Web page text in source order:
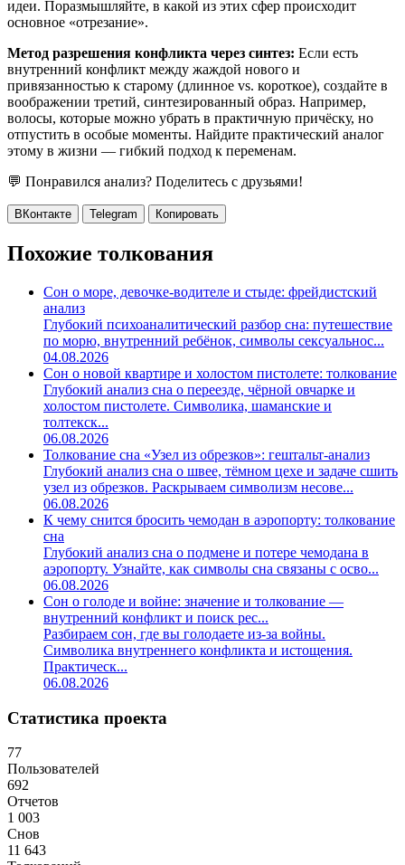
идеи. Поразмышляйте, в какой из этих сфер происходит
основное «отрезание».
Метод разрешения конфликта через синтез: Если есть
внутренний конфликт между жаждой нового и
привязанностью к старому (длинное vs. короткое), создайте в
воображении третий, синтезированный образ. Например,
волосы, которые можно убрать в практичную причёску, но
отпустить в особые моменты. Найдите практический аналог
этому в жизни — гибкий подход к переменам.
💬 Понравился анализ? Поделитесь с друзьями!
ВКонтакте Telegram Копировать
Похожие толкования
Сон о море, девочке-водителе и стыде: фрейдистский
анализ
Глубокий психоаналитический разбор сна: путешествие
по морю, внутренний ребёнок, символы сексуальнос...
04.08.2026
Сон о новой квартире и холостом пистолете: толкование
Глубокий анализ сна о переезде, чёрной овчарке и
холостом пистолете. Символика, шаманские и
толтекск...
06.08.2026
Толкование сна «Узел из обрезков»: гештальт-анализ
Глубокий анализ сна о швее, тёмном цехе и задаче сшить
узел из обрезков. Раскрываем символизм несове...
06.08.2026
К чему снится бросить чемодан в аэропорту: толкование
сна
Глубокий анализ сна о подмене и потере чемодана в
аэропорту. Узнайте, как символы сна связаны с осво...
06.08.2026
Сон о голоде и войне: значение и толкование —
внутренний конфликт и поиск рес...
Разбираем сон, где вы голодаете из-за войны.
Символика внутреннего конфликта и истощения.
Практическ...
06.08.2026
Статистика проекта
77
Пользователей
692
Отчетов
1 003
Снов
11 643